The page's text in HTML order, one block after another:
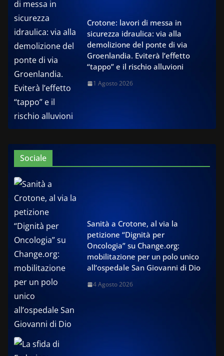
Crotone: lavori di messa in
sicurezza idraulica: via alla
demolizione del ponte di via
Groenlandia. Eviterà l’effetto
“tappo” e il rischio alluvioni
1 Agosto 2026
Sociale
Sanità a Crotone, al via la
petizione “Dignità per
Oncologia” su Change.org:
mobilitazione per un polo unico
all’ospedale San Giovanni di Dio
4 Agosto 2026